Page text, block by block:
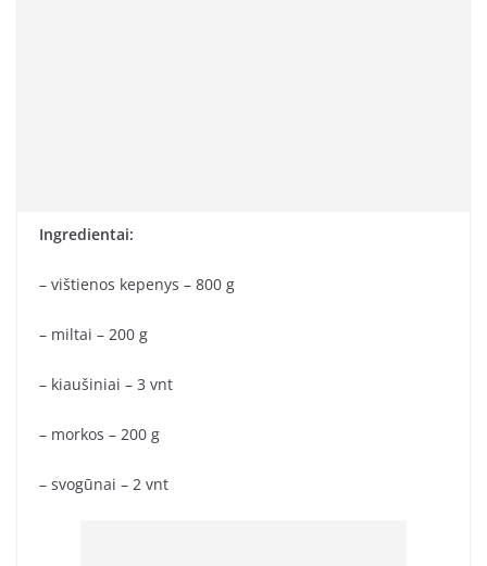
Ingredientai:
– vištienos kepenys – 800 g
– miltai – 200 g
– kiaušiniai – 3 vnt
– morkos – 200 g
– svogūnai – 2 vnt